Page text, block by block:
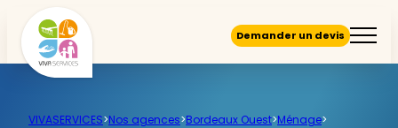
Demander un devis
VIVASERVICES>Nos agences>Bordeaux Ouest>Ménage>